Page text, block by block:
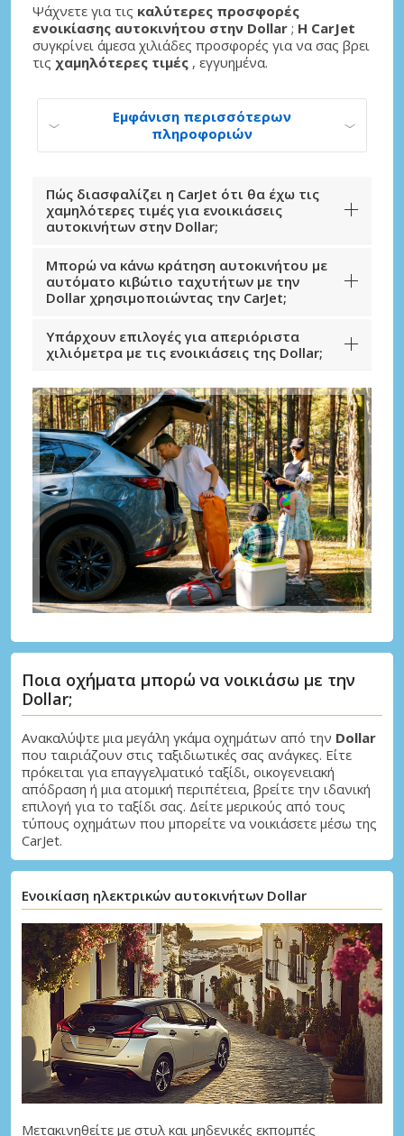
Ψάχνετε για τις καλύτερες προσφορές
ενοικίασης αυτοκινήτου στην Dollar ; Η CarJet
συγκρίνει άμεσα χιλιάδες προσφορές για να σας βρει
τις χαμηλότερες τιμές , εγγυημένα.
Εμφάνιση περισσότερων
πληροφοριών
Πώς διασφαλίζει η CarJet ότι θα έχω τις
χαμηλότερες τιμές για ενοικιάσεις
αυτοκινήτων στην Dollar;
Μπορώ να κάνω κράτηση αυτοκινήτου με
αυτόματο κιβώτιο ταχυτήτων με την
Dollar χρησιμοποιώντας την CarJet;
Υπάρχουν επιλογές για απεριόριστα
χιλιόμετρα με τις ενοικιάσεις της Dollar;
Ποια οχήματα μπορώ να νοικιάσω με την
Dollar;
Ανακαλύψτε μια μεγάλη γκάμα οχημάτων από την Dollar
που ταιριάζουν στις ταξιδιωτικές σας ανάγκες. Είτε
πρόκειται για επαγγελματικό ταξίδι, οικογενειακή
απόδραση ή μια ατομική περιπέτεια, βρείτε την ιδανική
επιλογή για το ταξίδι σας. Δείτε μερικούς από τους
τύπους οχημάτων που μπορείτε να νοικιάσετε μέσω της
CarJet.
Ενοικίαση ηλεκτρικών αυτοκινήτων Dollar
Μετακινηθείτε με στυλ και μηδενικές εκπομπές